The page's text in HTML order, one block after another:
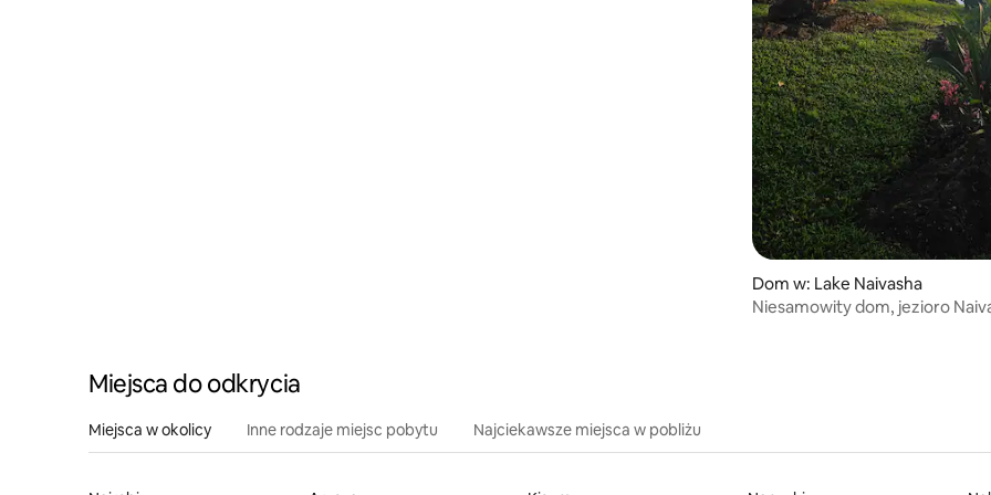
Dom w: Lake Naivasha
Niesamowity dom, jezioro
Miejsca do odkrycia
Miejsca w okolicy Inne rodzaje miejsc pobytu Najciekawsze miejsca w pobliżu